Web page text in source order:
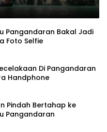
Pangandaran Bakal Jadi
Foto Selfie
Di Pangandaran
Handphone
Pindah Bertahap ke
Pangandaran